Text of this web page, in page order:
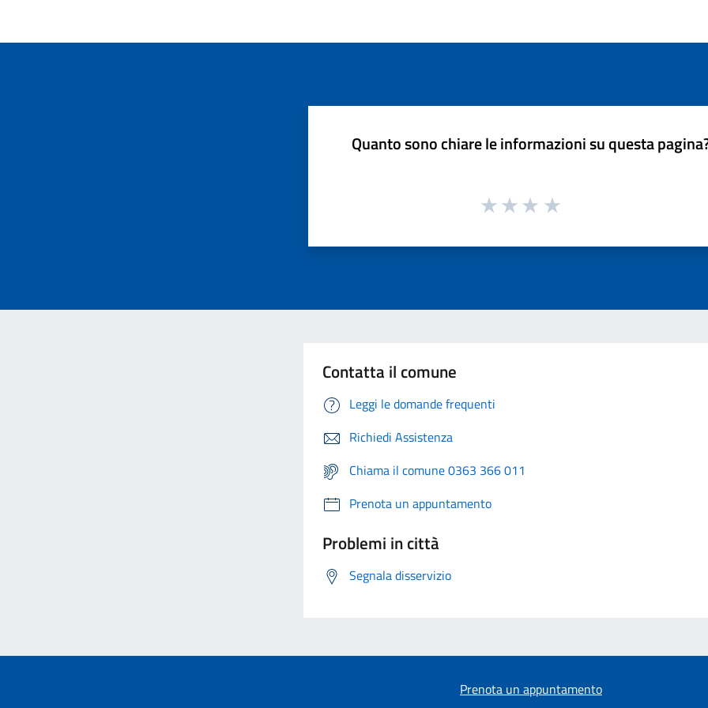
Quanto sono chiare le informazioni su questa
Contatta il comune
Leggi le domande frequenti
Richiedi Assistenza
Chiama il comune 0363 366 011
Prenota un appuntamento
Problemi in città
Segnala disservizio
Prenota un appuntamento